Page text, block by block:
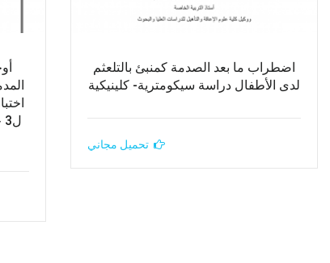
اضطراب ما بعد الصدمة كمنبئ بالتلعثم
لدى الأطفال دراسة سيكومترية- كلينيكية
تحميل مجاني